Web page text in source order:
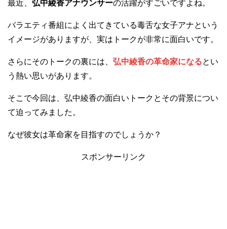
最近、 弘中綾香アナウンサーの活躍がすごいですよね。
バラエティ番組によく出てきている毒舌な女子アナという
イメージがありますが、実はトークが非常に面白いです。
さらにそのトークの裏には、 弘中綾香の革命家になるとい
う熱い思いがあります。
そこで今回は、弘中綾香の面白いトークとその背景につい
て迫ってみました。
なぜ彼女は革命家を目指すのでしょうか？
スポンサーリンク